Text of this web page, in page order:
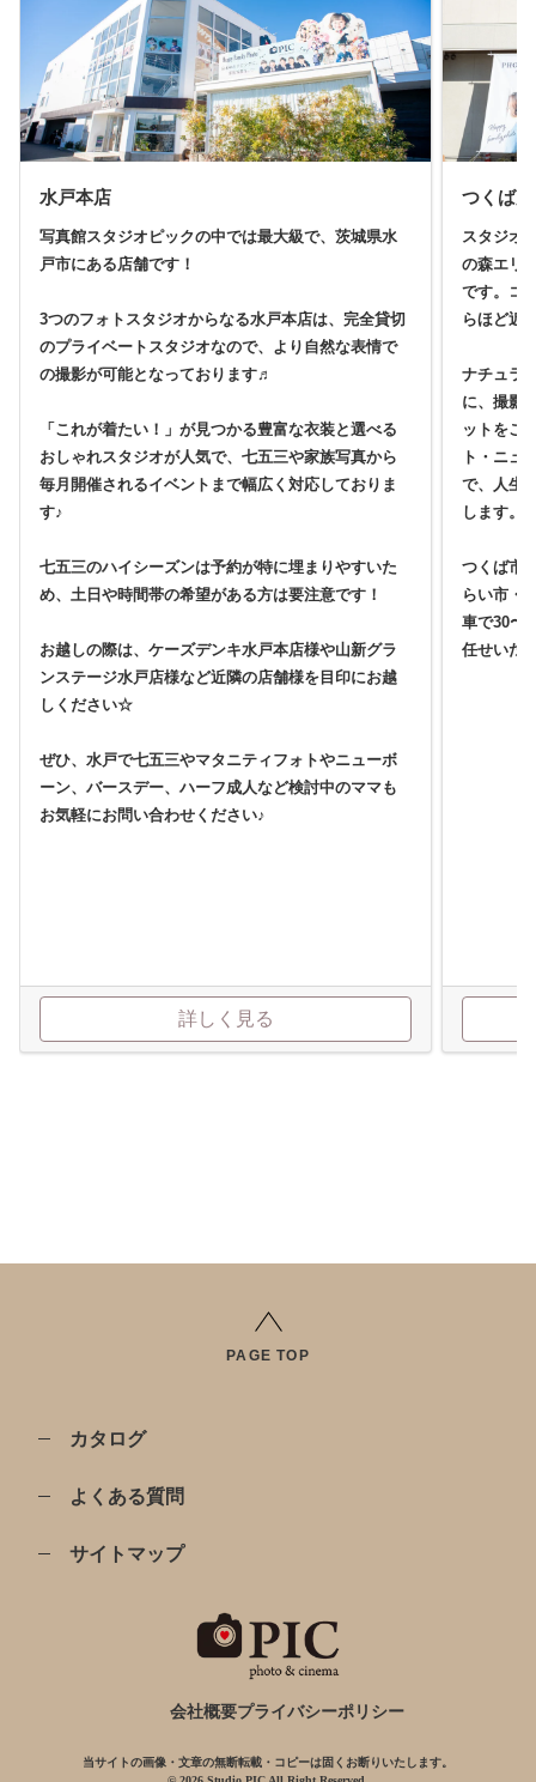
水戸本店
写真館スタジオピックの中では最大級で、茨城県水
戸市にある店舗です！
3つのフォトスタジオからなる水戸本店は、完全貸切
のプライベートスタジオなので、より自然な表情で
の撮影が可能となっております♬
「これが着たい！」が見つかる豊富な衣装と選べる
おしゃれスタジオが人気で、七五三や家族写真から
毎月開催されるイベントまで幅広く対応しておりま
す♪
七五三のハイシーズンは予約が特に埋まりやすいた
め、土日や時間帯の希望がある方は要注意です！
お越しの際は、ケーズデンキ水戸本店様や山新グラ
ンステージ水戸店様など近隣の店舗様を目印にお越
しください☆
ぜひ、水戸で七五三やマタニティフォトやニューボ
ーン、バースデー、ハーフ成人など検討中のママも
お気軽にお問い合わせください♪
詳しく見る
つくば店
スタジオ
の森エリ
です。コ
らほど近
ナチュラ
に、撮影
ットをご
ト・ニュ
で、人生
します。
つくば市
らい市・
車で30〜
任せいた
PAGE TOP
カタログ
よくある質問
サイトマップ
会社概要プライバシーポリシー
当サイトの画像・文章の無断転載・コピーは固くお断りいたします。